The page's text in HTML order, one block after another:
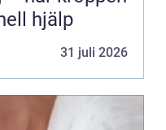
hjälp
31 juli 2026